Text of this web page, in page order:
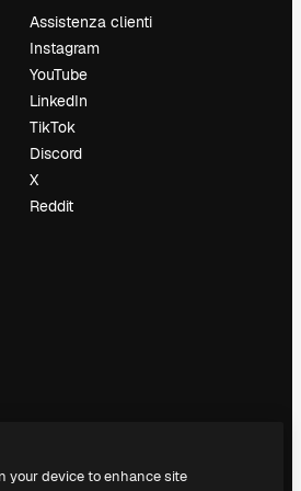
Assistenza clienti
Instagram
YouTube
LinkedIn
TikTok
Discord
X
Reddit
your device to enhance site